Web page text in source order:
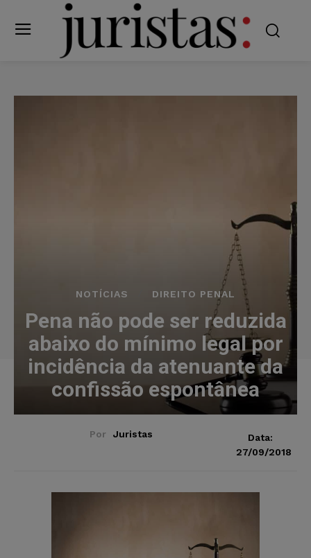
NOTÍCIAS DIREITO PENAL
Pena não pode ser reduzida
abaixo do mínimo legal por
incidência da atenuante da
confissão espontânea
Por Juristas
Data:
27/09/2018